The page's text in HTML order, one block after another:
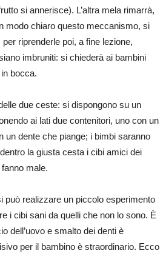
si annerisce). L’altra mela rimarrà,
modo chiaro questo meccanismo, si
riprenderle poi, a fine lezione,
imbruniti: si chiederà ai bambini
bocca.
due ceste: si dispongono su un
ai lati due contenitori, uno con un
un dente che piange; i bimbi saranno
la giusta cesta i cibi amici dei
male.
può realizzare un piccolo esperimento
i cibi sani da quelli che non lo sono. È
dell’uovo e smalto dei denti è
per il bambino è straordinario. Ecco